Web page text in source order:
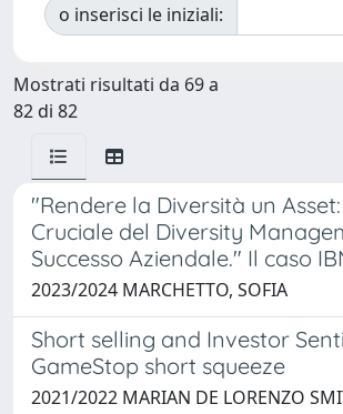
o inserisci le iniziali:
Mostrati risultati da 69 a
82 di 82
"Rendere la Diversità un
Cruciale del Diversity
Successo Aziendale." Il caso
2023/2024 MARCHETTO, SOFIA
Short selling and Investor
GameStop short squeeze
2021/2022 MARIAN DE LORENZO